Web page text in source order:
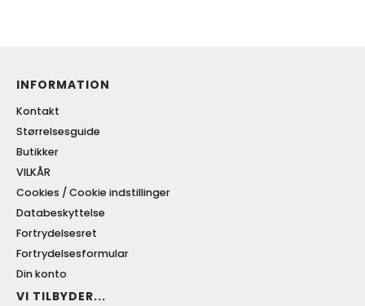
INFORMATION
Kontakt
Størrelsesguide
Butikker
VILKÅR
Cookies / Cookie indstillinger
Databeskyttelse
Fortrydelsesret
Fortrydelsesformular
Din konto
VI TILBYDER...